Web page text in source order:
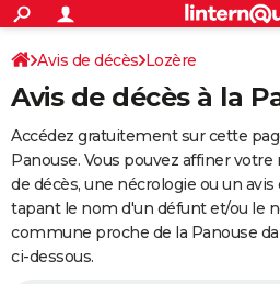
ACTUALITÉS
Politique
Société
Faits Divers
Education
Monde
Villes
+
SPORT
Coupe du monde 2026
Football
Tennis
Cyclisme
Rugby
Forum
Programme TV
TNT
Streaming
Cinéma
Sorties cinéma
Musique
+
FINANCE
Retraite
Epargne
Immobilier
Risques naturels par ville
Assurance
AUTO
Essais
Réserver un essai
Citadines
Berlines
SUV
Forum auto
+HIGH-TECH
Avis de décès Lozère
Avis de décès à la
Accédez gratuitement sur cette
Panouse. Vous pouvez affiner
de décès, une nécrologie ou un
tapant le nom d'un défunt et/ou le
commune proche de la Panouse
ci-dessous.